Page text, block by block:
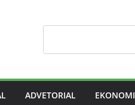
ADVETORIAL EKONOMI